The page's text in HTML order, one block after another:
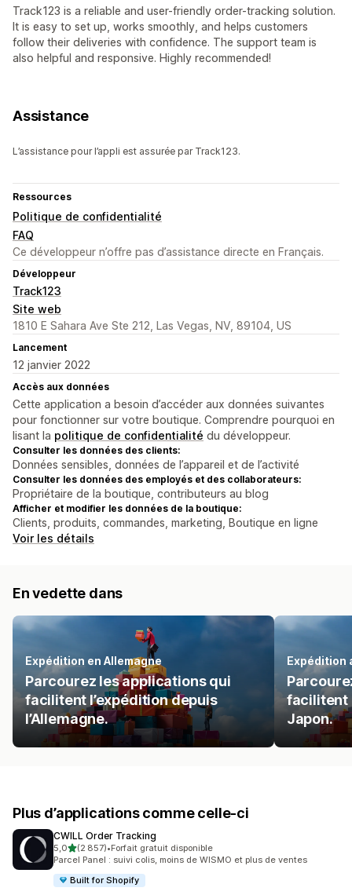
Track123 is a reliable and user-friendly order-tracking solution.
It is easy to set up, works smoothly, and helps customers
follow their deliveries with confidence. The support team is
also helpful and responsive. Highly recommended!
Assistance
L’assistance pour l’appli est assurée par Track123.
Ressources
Politique de confidentialité
FAQ
Ce développeur n’offre pas d’assistance directe en Français.
Développeur
Track123
Site web
1810 E Sahara Ave Ste 212, Las Vegas, NV, 89104, US
Lancement
12 janvier 2022
Accès aux données
Cette application a besoin d’accéder aux données suivantes
pour fonctionner sur votre boutique. Comprendre pourquoi en
lisant la politique de confidentialité du développeur.
Consulter les données des clients:
Données sensibles, données de l’appareil et de l’activité
Consulter les données des employés et des collaborateurs:
Propriétaire de la boutique, contributeurs au blog
Afficher et modifier les données de la boutique:
Clients, produits, commandes, marketing, Boutique en ligne
Voir les détails
En vedette dans
Expédition en Allemagne
Parcourez les applications qui
facilitent l’expédition depuis
l’Allemagne.
Expédition
facilitent
Japon.
Plus d’applications comme celle-ci
CWILL Order Tracking
5,0étoile(s) sur 5
(2 857)
2857 avis au total
•Forfait gratuit disponible
Parcel Panel : suivi colis, moins de WISMO et plus de ventes
Built for Shopify